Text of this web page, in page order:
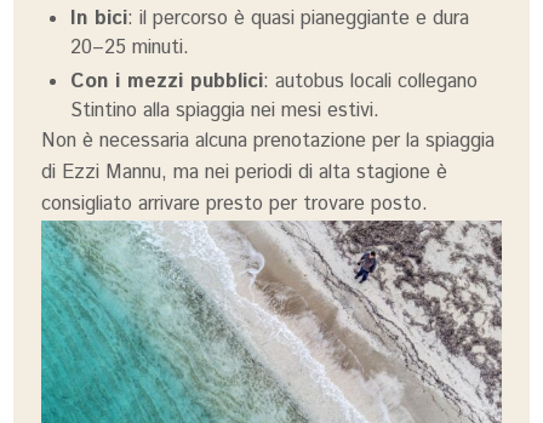
In bici: il percorso è quasi pianeggiante e dura
20–25 minuti.
Con i mezzi pubblici: autobus locali collegano
Stintino alla spiaggia nei mesi estivi.
Non è necessaria alcuna prenotazione per la spiaggia
di Ezzi Mannu, ma nei periodi di alta stagione è
consigliato arrivare presto per trovare posto.